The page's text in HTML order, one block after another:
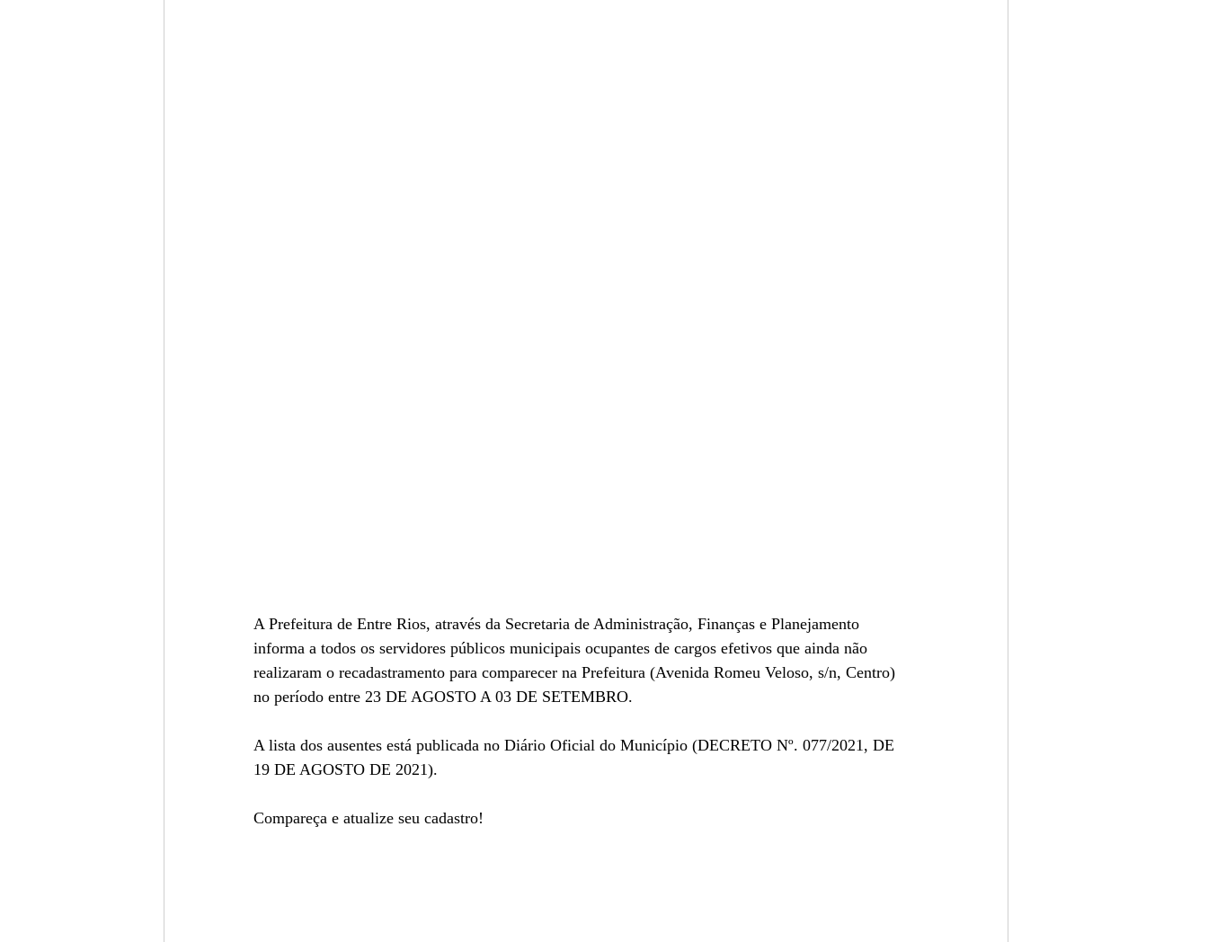
A Prefeitura de Entre Rios, através da Secretaria de Administração, Finanças e Planejamento
informa a todos os servidores públicos municipais ocupantes de cargos efetivos que ainda não
realizaram o recadastramento para comparecer na Prefeitura (Avenida Romeu Veloso, s/n, Centro)
no período entre 23 DE AGOSTO A 03 DE SETEMBRO.
A lista dos ausentes está publicada no Diário Oficial do Município (DECRETO Nº. 077/2021, DE
19 DE AGOSTO DE 2021).
Compareça e atualize seu cadastro!